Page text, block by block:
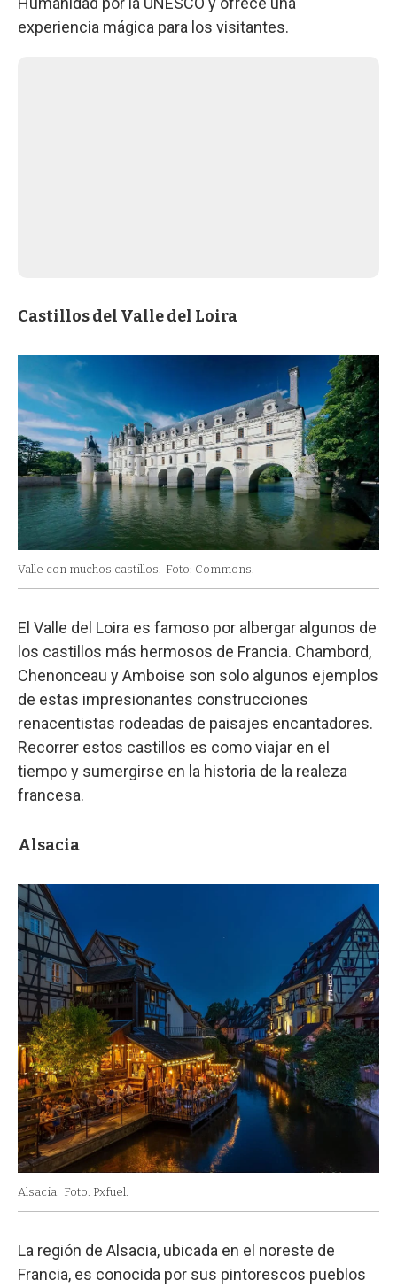
experiencia mágica para los visitantes.
Castillos del Valle del Loira
Valle con muchos castillos. Foto: Commons.
El Valle del Loira es famoso por albergar algunos de
los castillos más hermosos de Francia. Chambord,
Chenonceau y Amboise son solo algunos ejemplos
de estas impresionantes construcciones
renacentistas rodeadas de paisajes encantadores.
Recorrer estos castillos es como viajar en el
tiempo y sumergirse en la historia de la realeza
francesa.
Alsacia
Alsacia. Foto: Pxfuel.
La región de Alsacia, ubicada en el noreste de
Francia, es conocida por sus pintorescos pueblos